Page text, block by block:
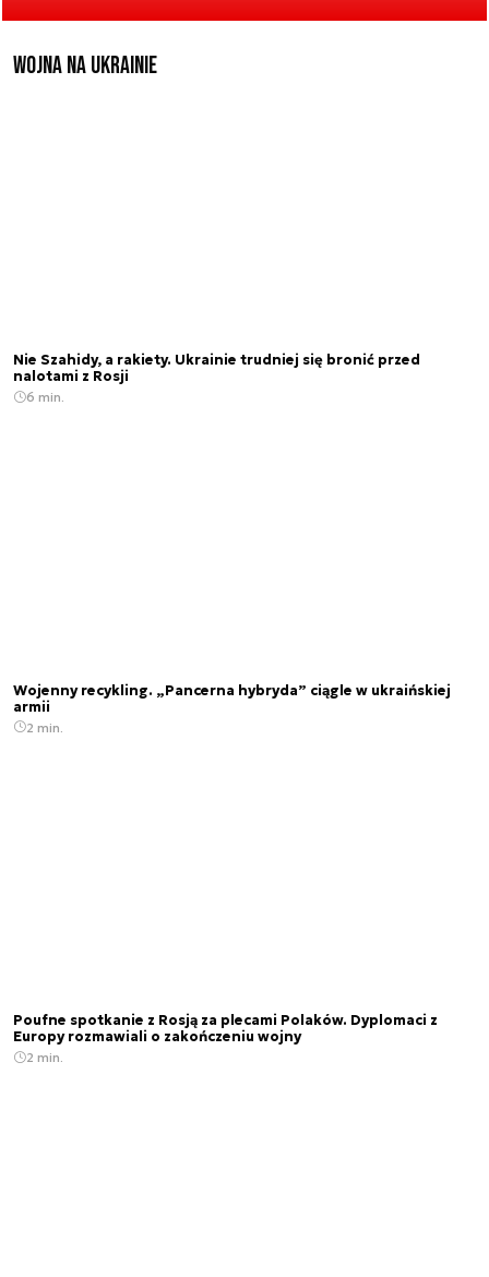
Wojna na Ukrainie
Nie Szahidy, a rakiety. Ukrainie trudniej się bronić przed
nalotami z Rosji
6 min.
Wojenny recykling. „Pancerna hybryda” ciągle w ukraińskiej
armii
2 min.
Poufne spotkanie z Rosją za plecami Polaków. Dyplomaci z
Europy rozmawiali o zakończeniu wojny
2 min.